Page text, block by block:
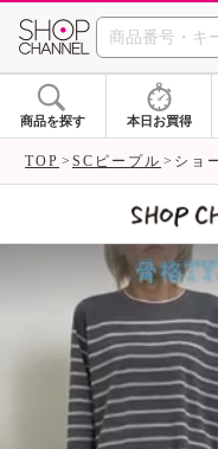
商品を探す 本日お買得
TOP SCピープル ショ